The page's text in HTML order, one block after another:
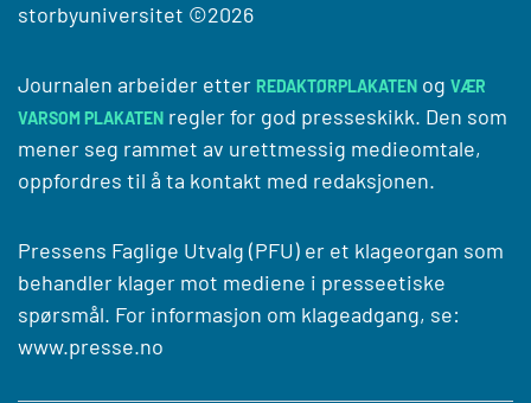
storbyuniversitet ©2026
Journalen arbeider etter REDAKTØRPLAKATEN og VÆR
VARSOM PLAKATEN regler for god presseskikk. Den som
mener seg rammet av urettmessig medieomtale,
oppfordres til å ta kontakt med redaksjonen.
Pressens Faglige Utvalg (PFU) er et klageorgan som
behandler klager mot mediene i presseetiske
spørsmål. For informasjon om klageadgang, se:
www.presse.no